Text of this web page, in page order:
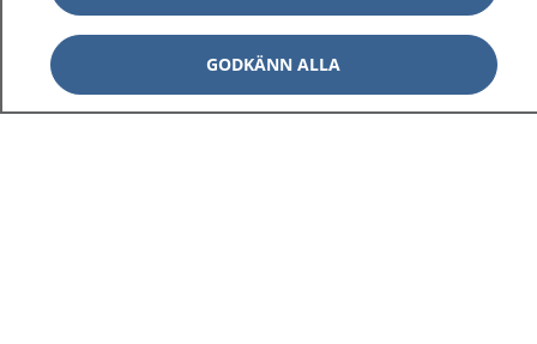
GODKÄNN ALLA